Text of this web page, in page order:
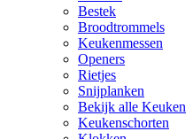
Bestek
Broodtrommels
Keukenmessen
Openers
Rietjes
Snijplanken
Bekijk alle Keuken
Keukenschorten